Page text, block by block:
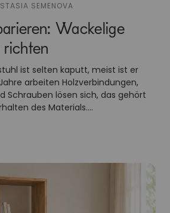
SEMENOVA
Wackelige
richten
ist selten kaputt, meist ist er
arbeiten Holzverbindungen,
Schrauben lösen sich, das gehört
des Materials....